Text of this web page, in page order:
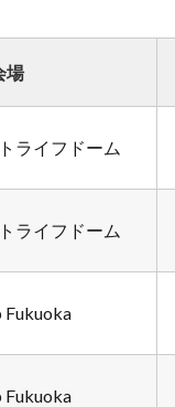
場
ライフドーム
ライフドーム
Fukuoka
Fukuoka